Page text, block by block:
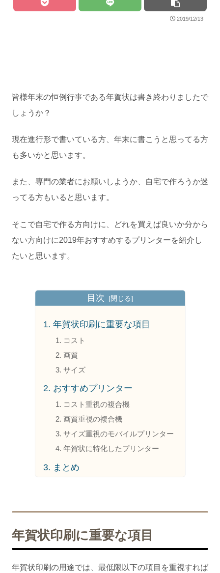
2019/12/13
皆様年末の恒例行事である年賀状は書き終わりましたで
しょうか？
現在進行形で書いている方、年末に書こうと思ってる方
も多いかと思います。
また、専門の業者にお願いしようか、自宅で作ろうか迷
ってる方もいると思います。
そこで自宅で作る方向けに、どれを買えば良いか分から
ない方向けに2019年おすすめするプリンターを紹介し
たいと思います。
目次
年賀状印刷に重要な項目
コスト
画質
サイズ
おすすめプリンター
コスト重視の複合機
画質重視の複合機
サイズ重視のモバイルプリンター
年賀状に特化したプリンター
まとめ
年賀状印刷に重要な項目
年賀状印刷の用途では、最低限以下の項目を重視すれば